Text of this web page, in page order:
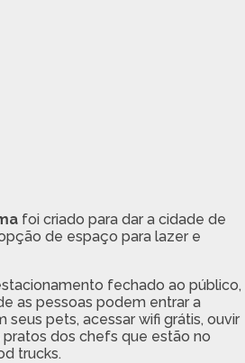
foi criado para dar a cidade de
de espaço para lazer e
fechado ao público,
as pessoas podem entrar a
seus pets, acessar wifi grátis, ouvir
pratos dos chefs que estão no
trucks.